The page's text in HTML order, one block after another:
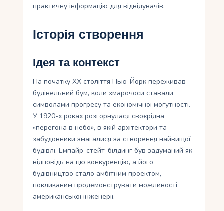
практичну інформацію для відвідувачів.
Історія створення
Ідея та контекст
На початку XX століття Нью-Йорк переживав
будівельний бум, коли хмарочоси ставали
символами прогресу та економічної могутності.
У 1920-х роках розгорнулася своєрідна
«перегона в небо», в якій архітектори та
забудовники змагалися за створення найвищої
будівлі. Емпайр-стейт-білдинг був задуманий як
відповідь на цю конкуренцію, а його
будівництво стало амбітним проектом,
покликаним продемонструвати можливості
американської інженерії.